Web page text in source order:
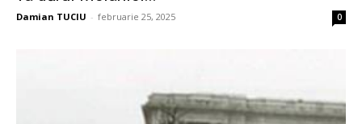
Damian TUCIU - februarie 25, 2025 0